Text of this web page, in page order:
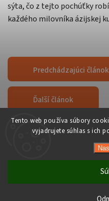
Tento web používa súbory
vyjadrujete súhlas s ich
Počas horúcich dní
Produkty citlivé na vysoké
sýta, čo z tejto pochúťky
každého milovníka ázijskej
Predchádzajúci článok
Ďalší článok
Upraviť